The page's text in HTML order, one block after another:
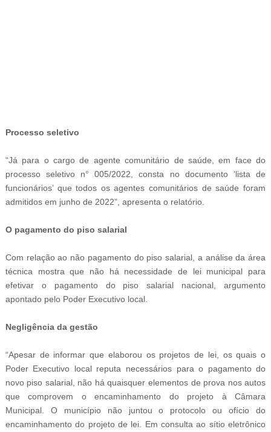
Processo seletivo
“Já para o cargo de agente comunitário de saúde, em face do
processo seletivo n° 005/2022, consta no documento ‘lista de
funcionários’ que todos os agentes comunitários de saúde foram
admitidos em junho de 2022”, apresenta o relatório.
O pagamento do piso salarial
Com relação ao não pagamento do piso salarial, a análise da área
técnica mostra que não há necessidade de lei municipal para
efetivar o pagamento do piso salarial nacional, argumento
apontado pelo Poder Executivo local.
Negligência da gestão
“Apesar de informar que elaborou os projetos de lei, os quais o
Poder Executivo local reputa necessários para o pagamento do
novo piso salarial, não há quaisquer elementos de prova nos autos
que comprovem o encaminhamento do projeto à Câmara
Municipal. O município não juntou o protocolo ou ofício do
encaminhamento do projeto de lei. Em consulta ao sítio eletrônico